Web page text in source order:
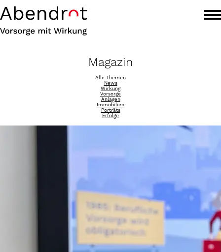
Magazin
Alle Themen
News
Wirkung
Vorsorge
Anlagen
Immobilien
Porträts
Erfolge